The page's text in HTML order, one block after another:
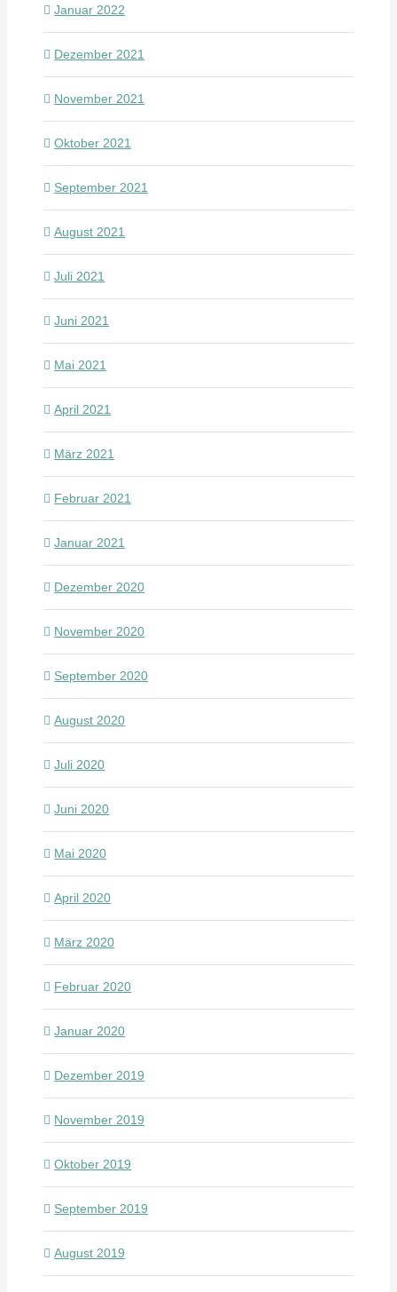
Januar 2022
Dezember 2021
November 2021
Oktober 2021
September 2021
August 2021
Juli 2021
Juni 2021
Mai 2021
April 2021
März 2021
Februar 2021
Januar 2021
Dezember 2020
November 2020
September 2020
August 2020
Juli 2020
Juni 2020
Mai 2020
April 2020
März 2020
Februar 2020
Januar 2020
Dezember 2019
November 2019
Oktober 2019
September 2019
August 2019